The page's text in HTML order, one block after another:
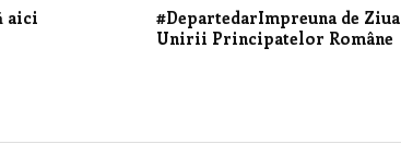
aici
#DepartedarImpreuna de Ziua
Unirii Principatelor Române